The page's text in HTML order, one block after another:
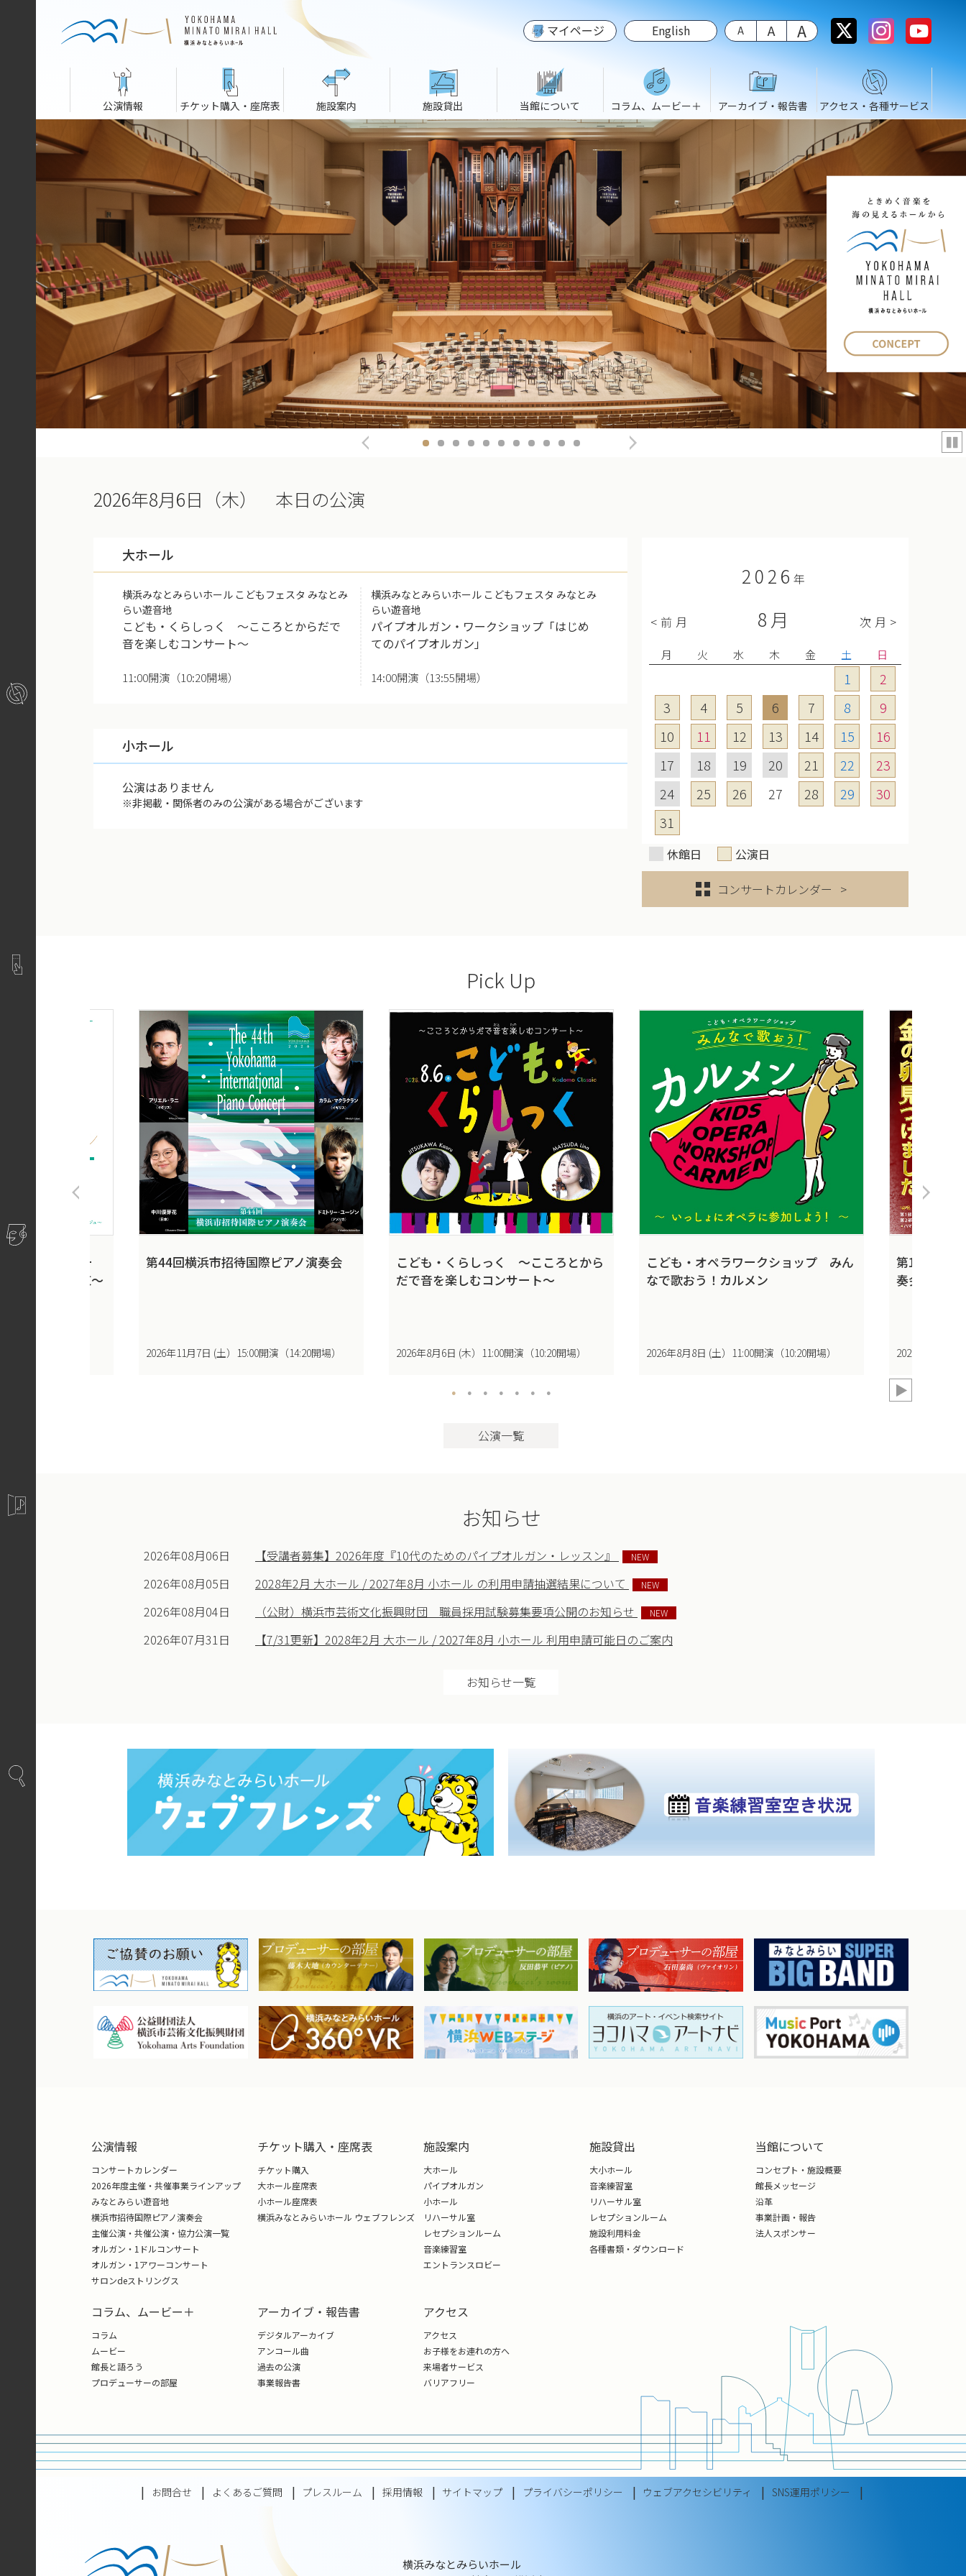
マイページ English
公演情報 チケット購入・座席表 施設案内 施設貸出 当館について コラム、ムービー＋ アーカイブ・報告書 アクセス・各種サービス
2026年8月6日（木） 本日の公演
大ホール
横浜みなとみらいホール こどもフェスタ みなとみ
らい遊音地
こども・くらしっく ～こころとからだで
音を楽しむコンサート～
11:00開演（10:20開場）
横浜みなとみらいホール こどもフェスタ みなとみ
らい遊音地
パイプオルガン・ワークショップ「はじめ
てのパイプオルガン」
14:00開演（13:55開場）
小ホール
公演はありません
※非掲載・関係者のみの公演がある場合がございます
前月
2026 年
8 月 次月
月 火 水 木 金 土 日
1
2
3
4 5 6 7 8
9
10
11 12 13 14 15
16
17
18 19 20 21 22
23
24
25 26 27 28 29
30
31
休館日 公演日
コンサートカレンダー
Pick Up
アワーコンサー
ュフレの花束〜
第44回横浜市招待国際ピアノ演奏会
2026年11月7日 (土）15:00開演（14:20開場）
こども・くらしっく ～こころとから
だで音を楽しむコンサート～
2026年8月6日 (木）11:00開演（10:20開場）
こども・オペラワークショップ みん
なで歌おう！カルメン
2026年8月8日 (土）11:00開演（10:20開場）
第16回 「
奏会
2026年8月8日
公演一覧
お知らせ
2026年08月06日 【受講者募集】2026年度『10代のためのパイプオルガン・レッスン』 NEW
2026年08月05日 2028年2月 大ホール / 2027年8月 小ホール の利用申請抽選結果について NEW
2026年08月04日 （公財）横浜市芸術文化振興財団 職員採用試験募集要項公開のお知らせ NEW
2026年07月31日 【7/31更新】2028年2月 大ホール / 2027年8月 小ホール 利用申請可能日のご案内
お知らせ一覧
公演情報
コンサートカレンダー
2026年度主催・共催事業ラインアップ
みなとみらい遊音地
横浜市招待国際ピアノ演奏会
主催公演・共催公演・協力公演一覧
オルガン・1ドルコンサート
オルガン・1アワーコンサート
サロンdeストリングス
チケット購入・座席表
チケット購入
大ホール座席表
小ホール座席表
横浜みなとみらいホール ウェブフレンズ
施設案内
大ホール
パイプオルガン
小ホール
リハーサル室
レセプションルーム
音楽練習室
エントランスロビー
施設貸出
大小ホール
音楽練習室
リハーサル室
レセプションルーム
施設利用料金
各種書類・ダウンロード
当館について
コンセプト・施設概要
館長メッセージ
沿革
事業計画・報告
法人スポンサー
コラム、ムービー＋
コラム
ムービー
館長と語ろう
プロデューサーの部屋
アーカイブ・報告書
デジタルアーカイブ
アンコール曲
過去の公演
事業報告書
アクセス
アクセス
お子様をお連れの方へ
来場者サービス
バリアフリー
お問合せ よくあるご質問 プレスルーム 採用情報 サイトマップ プライバシーポリシー ウェブアクセシビリティ SNS運用ポリシー
横浜みなとみらいホール